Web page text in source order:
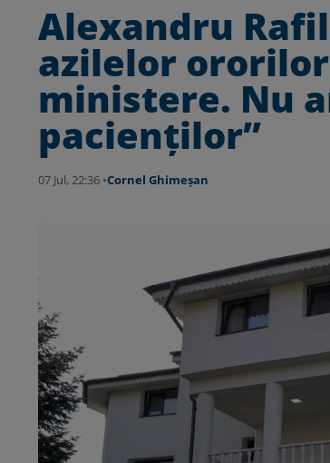
Alexandru
azilelor
ministere. Nu
pacienților”
07 Jul, 22:36 •Cornel Ghimeșan